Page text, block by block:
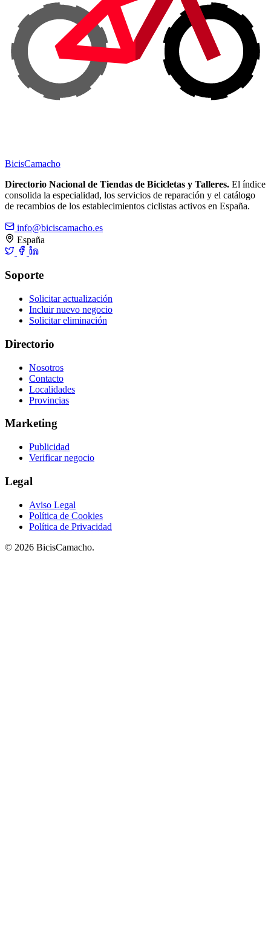
BicisCamacho
Directorio Nacional de Tiendas de Bicicletas y Talleres. El índice
consolida la especialidad, los servicios de reparación y el catálogo
de recambios de los establecimientos ciclistas activos en España.
info@biciscamacho.es
España
Soporte
Solicitar actualización
Incluir nuevo negocio
Solicitar eliminación
Directorio
Nosotros
Contacto
Localidades
Provincias
Marketing
Publicidad
Verificar negocio
Legal
Aviso Legal
Política de Cookies
Política de Privacidad
© 2026 BicisCamacho.